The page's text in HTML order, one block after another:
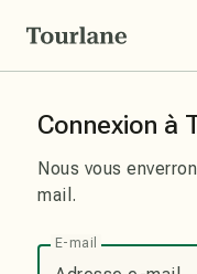
Connexion à
Nous vous
mail.
E-mail